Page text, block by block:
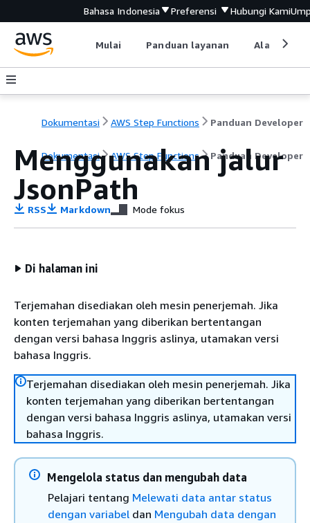
Bahasa Indonesia Preferensi Hubungi Kami
Mulai Panduan layanan Alat
Dokumentasi AWS Step Functions Panduan Developer
Dokumentasi AWS Step Functions Panduan Developer
Menggunakan jalur
JsonPath
RSS Markdown Mode fokus
Di halaman ini
Terjemahan disediakan oleh mesin penerjemah. Jika
konten terjemahan yang diberikan bertentangan
dengan versi bahasa Inggris aslinya, utamakan versi
bahasa Inggris.
Terjemahan disediakan oleh mesin penerjemah. Jika
konten terjemahan yang diberikan bertentangan
dengan versi bahasa Inggris aslinya, utamakan versi
bahasa Inggris.
Mengelola status dan mengubah data
Pelajari tentang Melewati data antar status
dengan variabel dan Mengubah data dengan